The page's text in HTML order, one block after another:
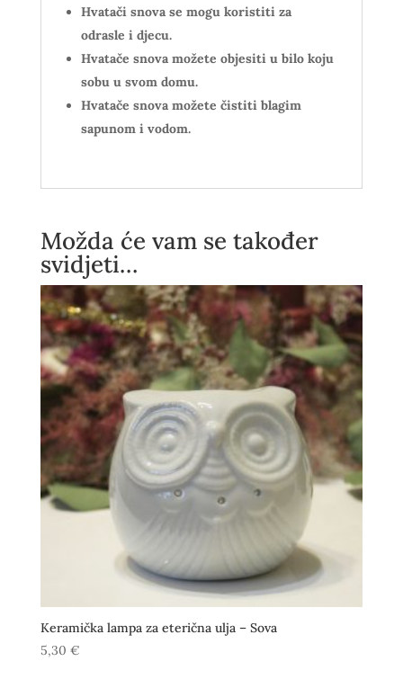
Hvatači snova se mogu koristiti za
odrasle i djecu.
Hvatače snova možete objesiti u bilo koju
sobu u svom domu.
Hvatače snova možete čistiti blagim
sapunom i vodom.
Možda će vam se također
svidjeti…
Keramička lampa za eterična ulja – Sova
5,30 €